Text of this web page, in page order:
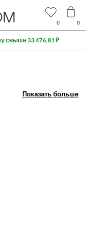
Показать больше
Показать больше
0 0
свыше 33 476,81 ₽